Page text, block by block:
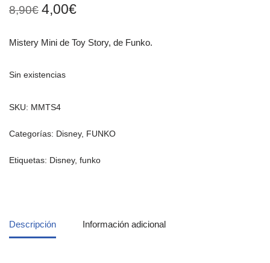
8,90€ 4,00€
Mistery Mini de Toy Story, de Funko.
Sin existencias
SKU: MMTS4
Categorías: Disney, FUNKO
Etiquetas: Disney, funko
Descripción Información adicional